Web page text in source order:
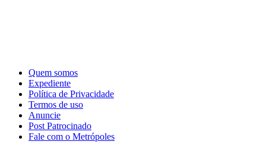
Quem somos
Expediente
Política de Privacidade
Termos de uso
Anuncie
Post Patrocinado
Fale com o Metrópoles